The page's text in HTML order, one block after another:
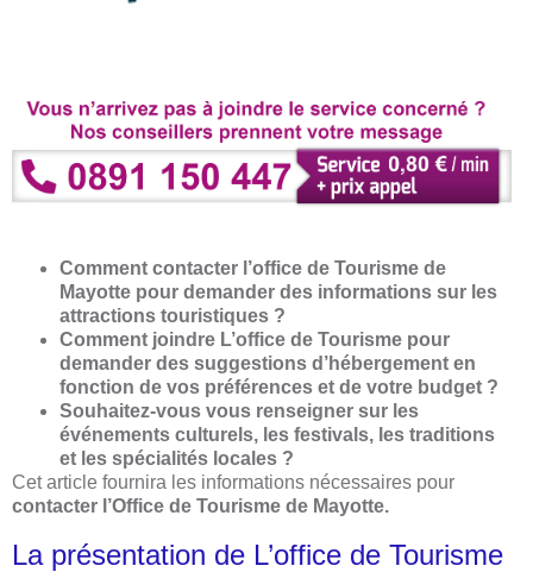
Comment contacter l’office de Tourisme de
Mayotte pour demander des informations sur les
attractions touristiques ?
Comment joindre L’office de Tourisme pour
demander des suggestions d’hébergement en
fonction de vos préférences et de votre budget ?
Souhaitez-vous vous renseigner sur les
événements culturels, les festivals, les traditions
et les spécialités locales ?
Cet article fournira les informations nécessaires pour
contacter l’Office de Tourisme de Mayotte.
La présentation de L’office de Tourisme